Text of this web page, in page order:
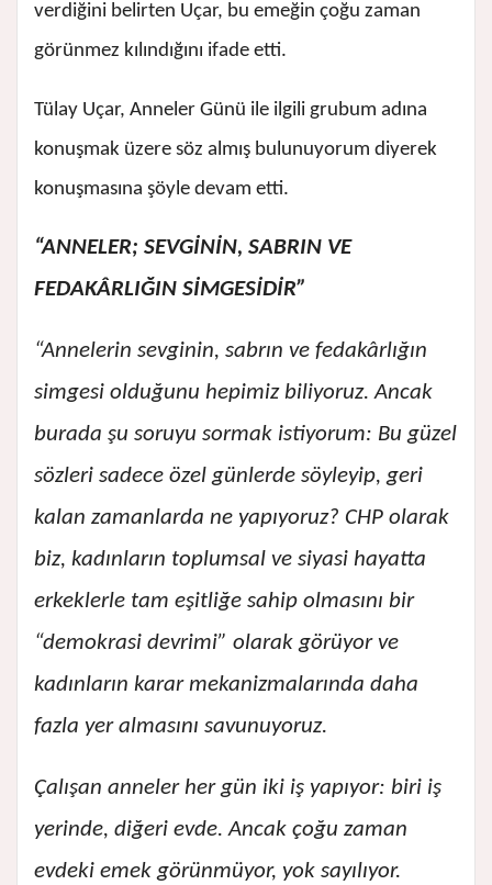
verdiğini belirten Uçar, bu emeğin çoğu zaman
görünmez kılındığını ifade etti.
Tülay Uçar, Anneler Günü ile ilgili grubum adına
konuşmak üzere söz almış bulunuyorum diyerek
konuşmasına şöyle devam etti.
“ANNELER; SEVGİNİN, SABRIN VE
FEDAKÂRLIĞIN SİMGESİDİR”
“Annelerin sevginin, sabrın ve fedakârlığın
simgesi olduğunu hepimiz biliyoruz. Ancak
burada şu soruyu sormak istiyorum: Bu güzel
sözleri sadece özel günlerde söyleyip, geri
kalan zamanlarda ne yapıyoruz? CHP olarak
biz, kadınların toplumsal ve siyasi hayatta
erkeklerle tam eşitliğe sahip olmasını bir
“demokrasi devrimi” olarak görüyor ve
kadınların karar mekanizmalarında daha
fazla yer almasını savunuyoruz.
Çalışan anneler her gün iki iş yapıyor: biri iş
yerinde, diğeri evde. Ancak çoğu zaman
evdeki emek görünmüyor, yok sayılıyor.